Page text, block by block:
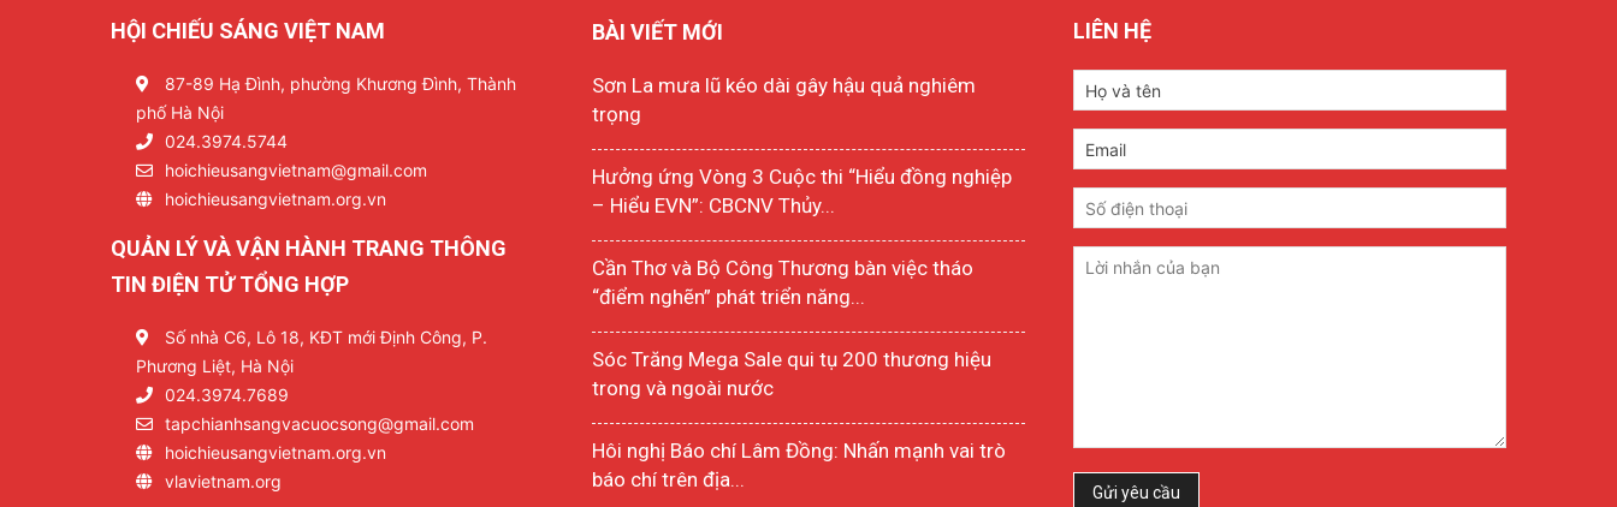
HỘI CHIẾU SÁNG VIỆT NAM
87-89 Hạ Đình, phường Khương Đình, Thành
phố Hà Nội
024.3974.5744
hoichieusangvietnam@gmail.com
hoichieusangvietnam.org.vn
QUẢN LÝ VÀ VẬN HÀNH TRANG THÔNG
TIN ĐIỆN TỬ TỔNG HỢP
Số nhà C6, Lô 18, KĐT mới Định Công, P.
Phương Liệt, Hà Nội
024.3974.7689
tapchianhsangvacuocsong@gmail.com
hoichieusangvietnam.org.vn
vlavietnam.org
BÀI VIẾT MỚI
Sơn La mưa lũ kéo dài gây hậu quả nghiêm
trọng
Hưởng ứng Vòng 3 Cuộc thi “Hiểu đồng nghiệp
– Hiểu EVN”: CBCNV Thủy...
Cần Thơ và Bộ Công Thương bàn việc tháo
“điểm nghẽn” phát triển năng...
Sóc Trăng Mega Sale qui tụ 200 thương hiệu
trong và ngoài nước
Hôi nghị Báo chí Lâm Đồng: Nhấn mạnh vai trò
báo chí trên địa...
LIÊN HỆ